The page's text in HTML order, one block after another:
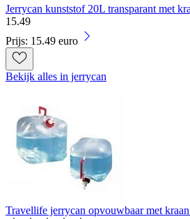
Jerrycan kunststof 20L transparant met
15.49
Prijs: 15.49 euro
Bekijk alles in jerrycan
Travellife jerrycan opvouwbaar met